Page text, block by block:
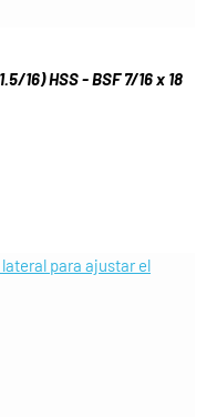
16) HSS - BSF 7/16 x 18